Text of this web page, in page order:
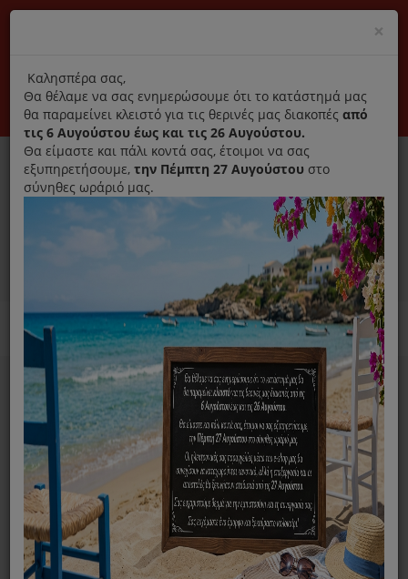
Αποκλειστικά γνήσια ανταλλακτικά
Σύνδεση Εγγραφή Εταιρεία Επικοινωνία
0
Ανταλλακτικά ηλεκτρικών συσκευών MENU
Home
Χύτρα
Πλήρες Καπάκι Χύτρας Fissler 8-10lt Vitaquick
×
title
Καλησπέρα σας,
Θα θέλαμε να σας ενημερώσουμε ότι το κατάστημά μας
θα παραμείνει κλειστό για τις θερινές μας διακοπές από
τις 6 Αυγούστου έως και τις 26 Αυγούστου.
Θα είμαστε και πάλι κοντά σας, έτοιμοι να σας
εξυπηρετήσουμε, την Πέμπτη 27 Αυγούστου στο
σύνηθες ωράριό μας.